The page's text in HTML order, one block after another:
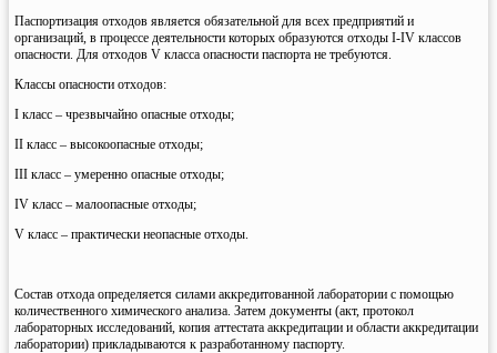
Паспортизация отходов является обязательной для всех предприятий и
организаций, в процессе деятельности которых образуются отходы I-IV классов
опасности. Для отходов V класса опасности паспорта не требуются.
Классы опасности отходов:
I класс – чрезвычайно опасные отходы;
II класс – высокоопасные отходы;
III класс – умеренно опасные отходы;
IV класс – малоопасные отходы;
V класс – практически неопасные отходы.
Состав отхода определяется силами аккредитованной лаборатории с помощью
количественного химического анализа. Затем документы (акт, протокол
лабораторных исследований, копия аттестата аккредитации и области аккредитации
лаборатории) прикладываются к разработанному паспорту.